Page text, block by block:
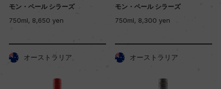
モン・ペール シラーズ
750ml, 8,650 yen
モン・ペール シラーズ
750ml, 8,300 yen
オーストラリア オーストラリア